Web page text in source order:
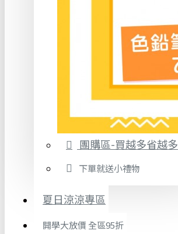
團購區-買越多省越多
下單就送小禮物
夏日涼涼專區
開學大放價 全區95折